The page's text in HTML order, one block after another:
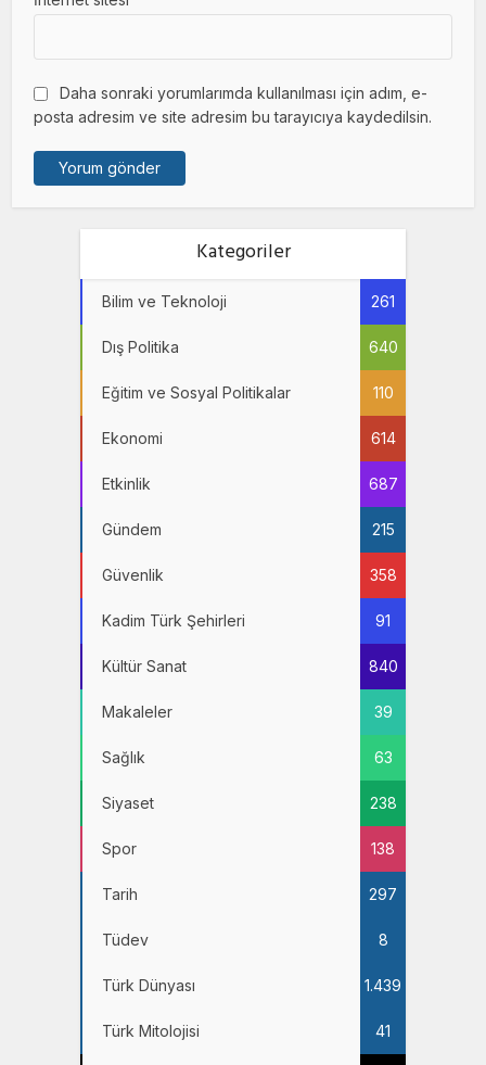
Daha sonraki yorumlarımda kullanılması için adım, e-
posta adresim ve site adresim bu tarayıcıya kaydedilsin.
Kategoriler
Bilim ve Teknoloji 261
Dış Politika 640
Eğitim ve Sosyal Politikalar 110
Ekonomi 614
Etkinlik 687
Gündem 215
Güvenlik 358
Kadim Türk Şehirleri 91
Kültür Sanat 840
Makaleler 39
Sağlık 63
Siyaset 238
Spor 138
Tarih 297
Tüdev 8
Türk Dünyası 1.439
Türk Mitolojisi 41